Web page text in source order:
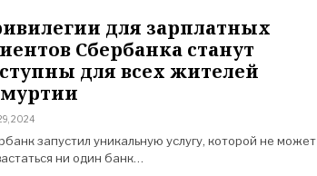
для зарплатных
Сбербанка станут
для всех жителей
2024
запустил уникальную услугу, которой не может
ни один банк…